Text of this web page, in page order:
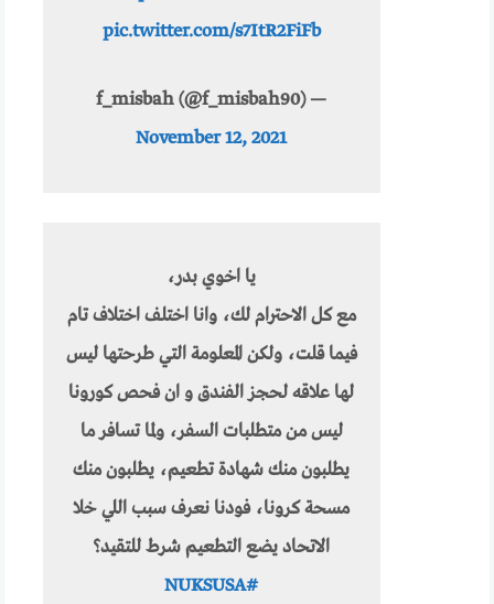
pic.twitter.com/s7ItR2FiFb
— f_misbah (@f_misbah90)
November 12, 2021
يا اخوي بدر،
مع كل الاحترام لك، وانا اختلف اختلاف تام
فيما قلت، ولكن المعلومة التي طرحتها ليس
لها علاقه لحجز الفندق و ان فحص كورونا
ليس من متطلبات السفر، ولما تسافر ما
يطلبون منك شهادة تطعيم، يطلبون منك
مسحة كرونا، فودنا نعرف سبب اللي خلا
الاتحاد يضع التطعيم شرط للتقيد؟
#NUKSUSA